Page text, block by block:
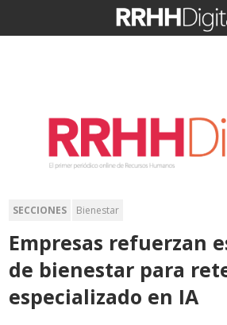
SECCIONES Bienestar
Empresas refuerzan
de bienestar para
especializado en IA